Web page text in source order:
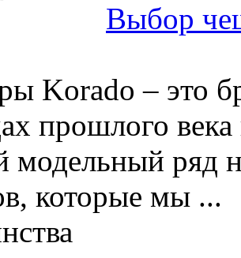
Выбор
Korado – это
прошлого
модельный ряд
которые мы ...